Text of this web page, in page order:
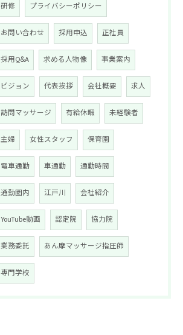
研修 プライバシーポリシー
お問い合わせ 採用申込 正社員
採用Q&A 求める人物像 事業案内
ビジョン 代表挨拶 会社概要 求人
訪問マッサージ 有給休暇 未経験者
主婦 女性スタッフ 保育園
電車通勤 車通勤 通勤時間
通勤圏内 江戸川 会社紹介
YouTube動画 認定院 協力院
業務委託 あん摩マッサージ指圧師
専門学校